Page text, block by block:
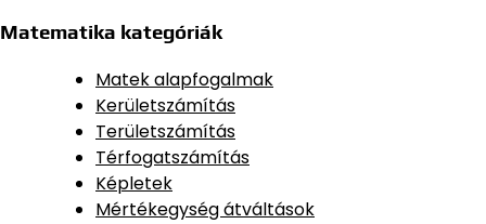
Matematika kategóriák
Matek alapfogalmak
Kerületszámítás
Területszámítás
Térfogatszámítás
Képletek
Mértékegység átváltások